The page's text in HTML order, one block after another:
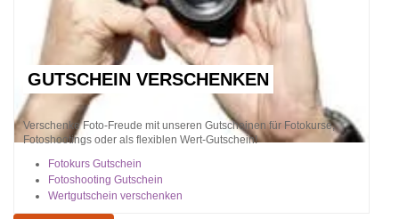
GUTSCHEIN VERSCHENKEN
Verschenke Foto-Freude mit unseren Gutscheinen für Fotokurse,
Fotoshootings oder als flexiblen Wert-Gutschein!
Fotokurs Gutschein
Fotoshooting Gutschein
Wertgutschein verschenken